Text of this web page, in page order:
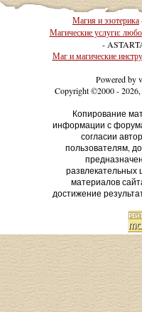
Магия и эзотерика
Магические услуги:
-
Маг и магические
Powered by
Copyright ©2000 -
Копирование
информации с
согласии
пользователям,
развлекательных
материалов
достижение